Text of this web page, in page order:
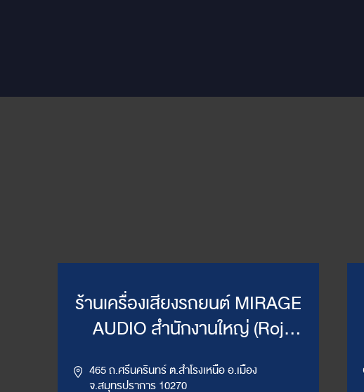
ร้านเครื่องเสียงรถยนต์ MIRAGE
AUDIO สำนักงานใหญ่ (Roj
465 ถ.ศรีนครินทร์ ต.สำโรงเหนือ อ.เมือง
จ.สมุทรปราการ 10270